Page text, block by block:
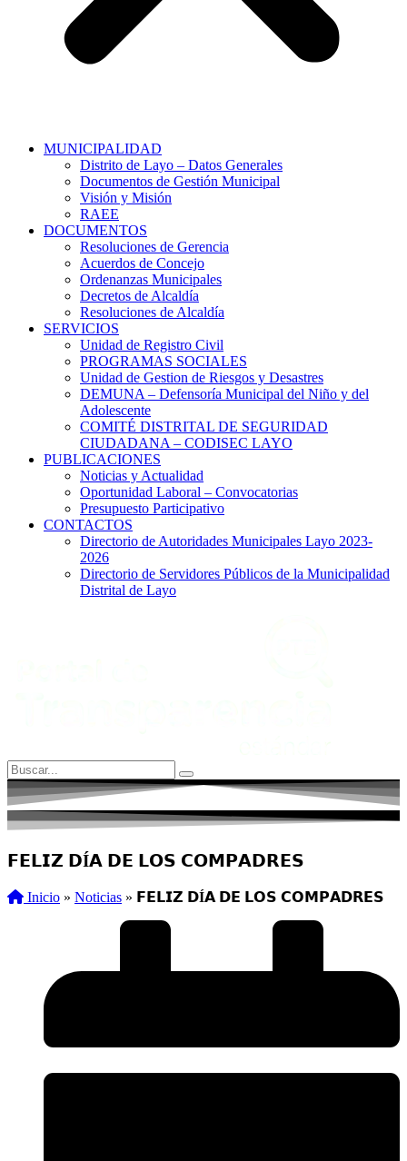
MUNICIPALIDAD
Distrito de Layo – Datos Generales
Documentos de Gestión Municipal
Visión y Misión
RAEE
DOCUMENTOS
Resoluciones de Gerencia
Acuerdos de Concejo
Ordenanzas Municipales
Decretos de Alcaldía
Resoluciones de Alcaldía
SERVICIOS
Unidad de Registro Civil
PROGRAMAS SOCIALES
Unidad de Gestion de Riesgos y Desastres
DEMUNA – Defensoría Municipal del Niño y del
Adolescente
COMITÉ DISTRITAL DE SEGURIDAD
CIUDADANA – CODISEC LAYO
PUBLICACIONES
Noticias y Actualidad
Oportunidad Laboral – Convocatorias
Presupuesto Participativo
CONTACTOS
Directorio de Autoridades Municipales Layo 2023-
2026
Directorio de Servidores Públicos de la Municipalidad
Distrital de Layo
𝗙𝗘𝗟𝗜𝗭 𝗗Í𝗔 𝗗𝗘 𝗟𝗢𝗦 𝗖𝗢𝗠𝗣𝗔𝗗𝗥𝗘𝗦
Inicio » Noticias » 𝗙𝗘𝗟𝗜𝗭 𝗗Í𝗔 𝗗𝗘 𝗟𝗢𝗦 𝗖𝗢𝗠𝗣𝗔𝗗𝗥𝗘𝗦